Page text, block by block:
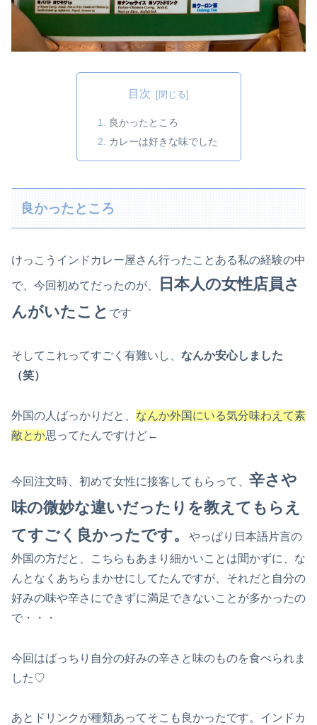
目次
良かったところ
カレーは好きな味でした
良かったところ
けっこうインドカレー屋さん行ったことある私の経験の中
で、今回初めてだったのが、
日本人の女性店員さ
んがいたこと です
そしてこれってすごく有難いし、 なんか安心しました
（笑）
外国の人ばっかりだと、 なんか外国にいる気分味わえて素
敵とか思ってたんですけど←
今回注文時、初めて女性に接客してもらって、 辛さや
味の微妙な違いだったりを教えてもらえ
てすごく良かったです。
やっぱり日本語片言の
外国の方だと、こちらもあまり細かいことは聞かずに、な
んとなくあちらまかせにしてたんですが、それだと自分の
好みの味や辛さにできずに満足できないことが多かったの
で・・・
今回はばっちり自分の好みの辛さと味のものを食べられま
した♡
あとドリンクが種類あってそこも良かったです。インドカ